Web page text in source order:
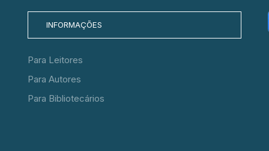
INFORMAÇÕES
Para Leitores
Para Autores
Para Bibliotecários